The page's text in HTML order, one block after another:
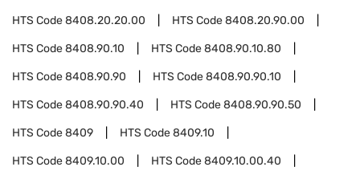
HTS Code8408.20.20.00 HTS Code8408.20.90.00
HTS Code8408.90.10 HTS Code8408.90.10.80
HTS Code8408.90.90 HTS Code8408.90.90.10
HTS Code8408.90.90.40 HTS Code8408.90.90.50
HTS Code8409 HTS Code8409.10
HTS Code8409.10.00 HTS Code8409.10.00.40